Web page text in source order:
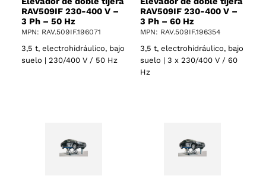
RAV509IF 230-400 V –
3 Ph – 50 Hz
MPN: RAV.509IF.196071
3,5 t, electrohidráulico, bajo
suelo | 230/400 V / 50 Hz
RAV509IF 230-400 V –
3 Ph – 60 Hz
MPN: RAV.509IF.196354
3,5 t, electrohidráulico, bajo
suelo | 3 x 230/400 V / 60
Hz